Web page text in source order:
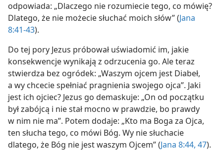
odpowiada: „Dlaczego nie rozumiecie tego, co mówię?
Dlatego, że nie możecie słuchać moich słów” (Jana
8:41-43).
Do tej pory Jezus próbował uświadomić im, jakie
konsekwencje wynikają z odrzucenia go. Ale teraz
stwierdza bez ogródek: „Waszym ojcem jest Diabeł,
a wy chcecie spełniać pragnienia swojego ojca”. Jaki
jest ich ojciec? Jezus go demaskuje: „On od początku
był zabójcą i nie stał mocno w prawdzie, bo prawdy
w nim nie ma”. Potem dodaje: „Kto ma Boga za Ojca,
ten słucha tego, co mówi Bóg. Wy nie słuchacie
dlatego, że Bóg nie jest waszym Ojcem” (Jana 8:44, 47).